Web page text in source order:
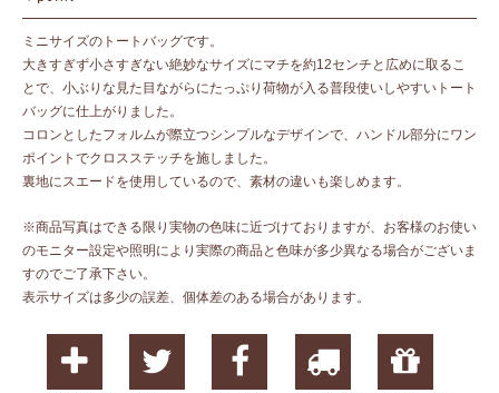
ミニサイズのトートバッグです。
大きすぎず小さすぎない絶妙なサイズにマチを約12センチと広めに取るこ
とで、小ぶりな見た目ながらにたっぷり荷物が入る普段使いしやすいトート
バッグに仕上がりました。
コロンとしたフォルムが際立つシンプルなデザインで、ハンドル部分にワン
ポイントでクロスステッチを施しました。
裏地にスエードを使用しているので、素材の違いも楽しめます。
※商品写真はできる限り実物の色味に近づけておりますが、お客様のお使い
のモニター設定や照明により実際の商品と色味が多少異なる場合がございま
すのでご了承下さい。
表示サイズは多少の誤差、個体差のある場合があります。